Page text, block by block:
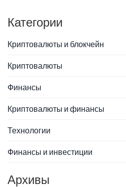
Категории
Криптовалюты и блокчейн
Криптовалюты
Финансы
Криптовалюты и финансы
Технологии
Финансы и инвестиции
Архивы